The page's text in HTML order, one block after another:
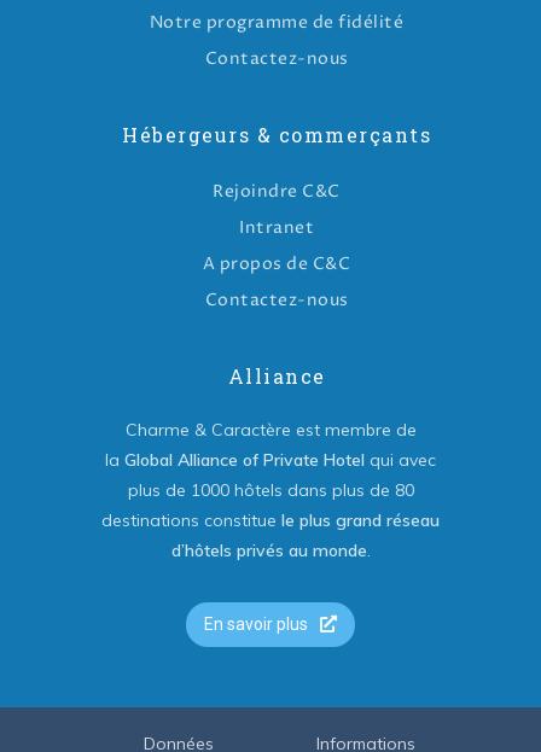
Notre programme de fidélité
Contactez-nous
Hébergeurs & commerçants
Rejoindre C&C
Intranet
A propos de C&C
Contactez-nous
Alliance
Charme & Caractère est membre de
la Global Alliance of Private Hotel qui avec
plus de 1000 hôtels dans plus de 80
destinations constitue le plus grand réseau
d’hôtels privés au monde.
En savoir plus
Données Informations